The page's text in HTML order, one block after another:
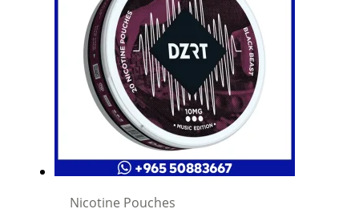
Nicotine Pouches